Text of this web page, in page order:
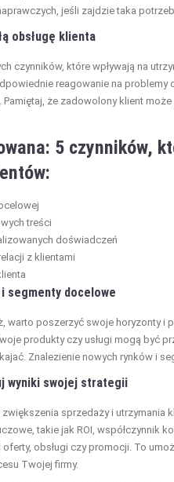
jeśli zajdzie taka
obsługę klienta
czynników, które wpływają na
reagowanie na
Pamiętaj, że zadowolony klient
5 czynników,
treści
doświadczeń
z klientami
segmenty docelowe
warto poszerzyć swoje horyzonty i
produkty czy usługi mogą być
Znalezienie nowych rynków i
wyniki swojej strategii
sprzedaży i
takie jak ROI, współczynnik
obsługi czy promocji. To
Twojej firmy.